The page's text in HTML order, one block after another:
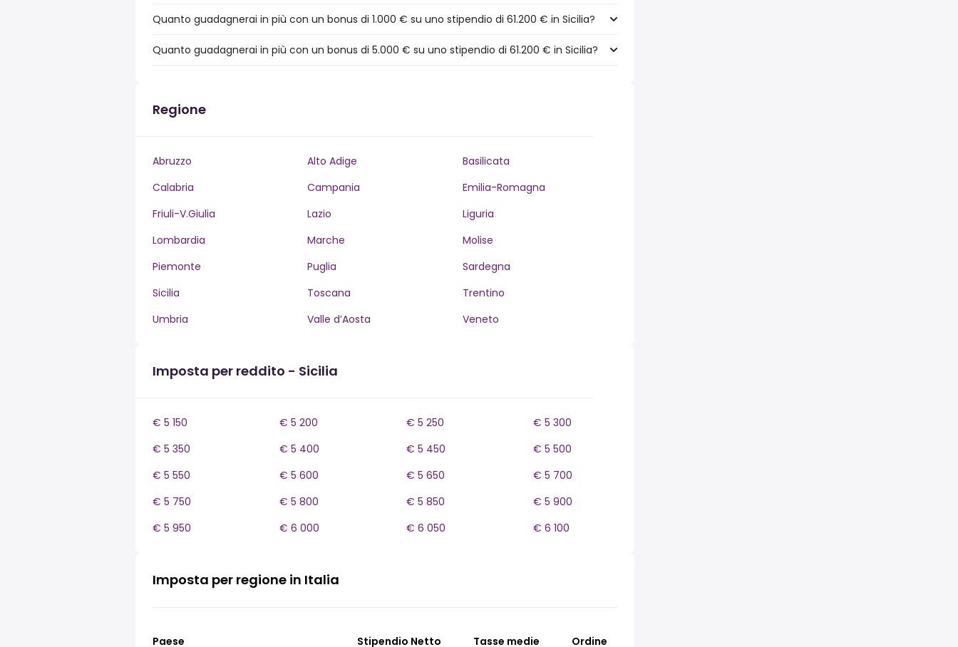
Quanto guadagnerai in più con un bonus di 1.000 € su uno stipendio di 61.200 € in Sicilia?
Quanto guadagnerai in più con un bonus di 5.000 € su uno stipendio di 61.200 € in Sicilia?
Regione
Abruzzo Alto Adige
Basilicata
Calabria
Campania
Emilia-Romagna
Friuli-V.Giulia
Lazio
Liguria
Lombardia
Marche
Molise
Piemonte
Puglia
Sardegna
Sicilia
Toscana
Trentino
Umbria
Valle d’Aosta Veneto
Imposta per reddito - Sicilia
€ 5 150 € 5 200 € 5 250
€ 5 300
€ 5 350
€ 5 400 € 5 450
€ 5 500
€ 5 550
€ 5 600 € 5 650
€ 5 700
€ 5 750
€ 5 800 € 5 850
€ 5 900
€ 5 950
€ 6 000 € 6 050 € 6 100
Imposta per regione in Italia
Paese Stipendio Netto Tasse medie Ordine